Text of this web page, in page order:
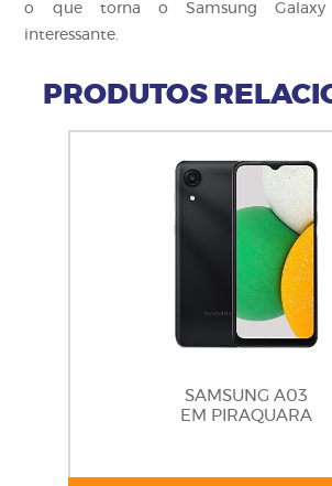
o que torna o Samsung Galaxy
interessante.
PRODUTOS
SAMSUNG A03
EM PIRAQUARA